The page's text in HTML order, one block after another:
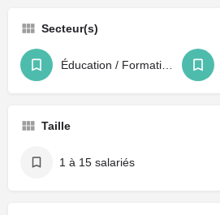
Secteur(s)
Taille
1 à 15 salariés